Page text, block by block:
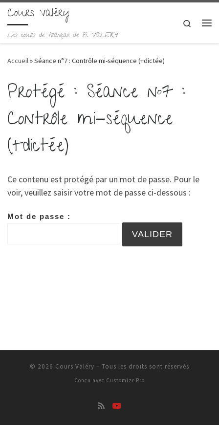
Skip to content
Cours Valéry
Les cours de français de B. VALERY
Search
Accueil»Séance n°7 : Contrôle mi-séquence (+dictée)
Protégé : Séance n°7 :
Contrôle mi-séquence
(+dictée)
Ce contenu est protégé par un mot de passe. Pour le
voir, veuillez saisir votre mot de passe ci-dessous :
Mot de passe :
© 2026 Cours Valéry – Tous les droits sont réservés
Conçu avec Customizr Pro